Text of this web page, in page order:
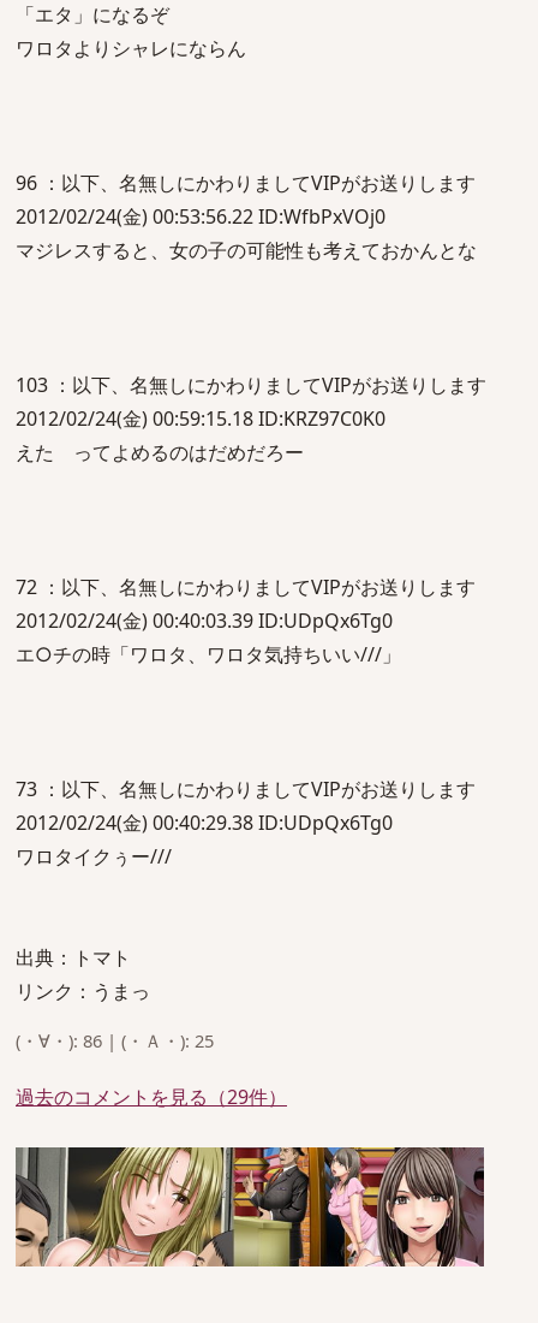
「エタ」になるぞ
ワロタよりシャレにならん
96 ：以下、名無しにかわりましてVIPがお送りします
2012/02/24(金) 00:53:56.22 ID:WfbPxVOj0
マジレスすると、女の子の可能性も考えておかんとな
103 ：以下、名無しにかわりましてVIPがお送りします
2012/02/24(金) 00:59:15.18 ID:KRZ97C0K0
えた ってよめるのはだめだろー
72 ：以下、名無しにかわりましてVIPがお送りします
2012/02/24(金) 00:40:03.39 ID:UDpQx6Tg0
エ○チの時「ワロタ、ワロタ気持ちいい///」
73 ：以下、名無しにかわりましてVIPがお送りします
2012/02/24(金) 00:40:29.38 ID:UDpQx6Tg0
ワロタイクぅー///
出典：トマト
リンク：うまっ
(・∀・): 86 | (・Ａ・): 25
過去のコメントを見る（29件）